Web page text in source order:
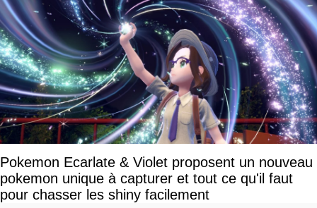
Pokemon Ecarlate & Violet proposent un nouveau
pokemon unique à capturer et tout ce qu'il faut
pour chasser les shiny facilement